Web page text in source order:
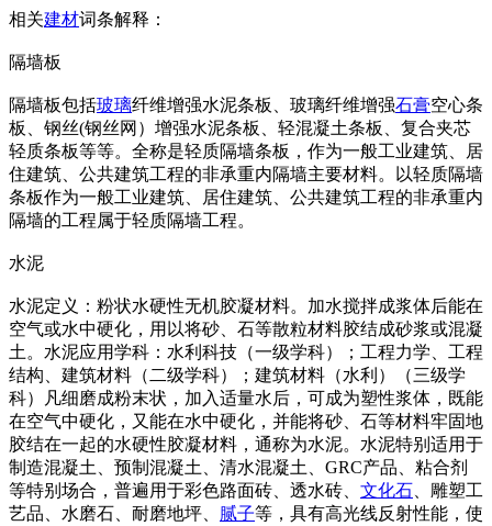
相关建材词条解释：
隔墙板
隔墙板包括玻璃纤维增强水泥条板、玻璃纤维增强石膏空心条
板、钢丝(钢丝网）增强水泥条板、轻混凝土条板、复合夹芯
轻质条板等等。全称是轻质隔墙条板，作为一般工业建筑、居
住建筑、公共建筑工程的非承重内隔墙主要材料。以轻质隔墙
条板作为一般工业建筑、居住建筑、公共建筑工程的非承重内
隔墙的工程属于轻质隔墙工程。
水泥
水泥定义：粉状水硬性无机胶凝材料。加水搅拌成浆体后能在
空气或水中硬化，用以将砂、石等散粒材料胶结成砂浆或混凝
土。水泥应用学科：水利科技（一级学科）；工程力学、工程
结构、建筑材料（二级学科）；建筑材料（水利）（三级学
科）凡细磨成粉末状，加入适量水后，可成为塑性浆体，既能
在空气中硬化，又能在水中硬化，并能将砂、石等材料牢固地
胶结在一起的水硬性胶凝材料，通称为水泥。水泥特别适用于
制造混凝土、预制混凝土、清水混凝土、GRC产品、粘合剂
等特别场合，普遍用于彩色路面砖、透水砖、 文化石 、雕塑工
艺品、水磨石、耐磨地坪、 腻子等，具有高光线反射性能，使